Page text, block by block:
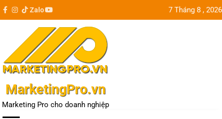
Skip
facebook
instagram
tiktok
Zalo
youtube 7 Tháng 8 , 2026
MarketingPro.vn
Marketing Pro cho doanh nghiệp